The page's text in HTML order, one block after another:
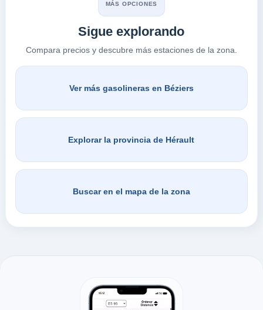
MÁS OPCIONES
Sigue explorando
Compara precios y descubre más estaciones de la zona.
Ver más gasolineras en Béziers
Explorar la provincia de Hérault
Buscar en el mapa de la zona